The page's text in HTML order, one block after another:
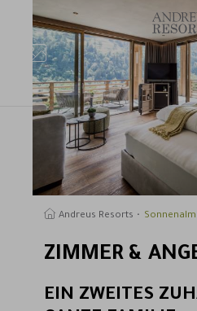
Andreus Resorts Sonnenalm
ZIMMER &
EIN ZWEITES